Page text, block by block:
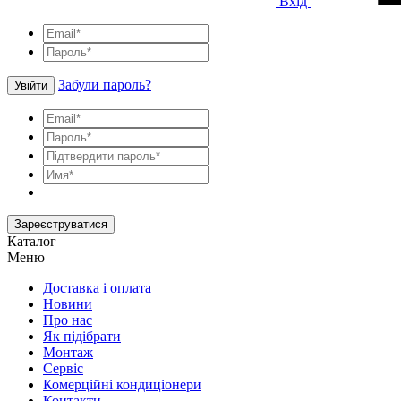
Увійти Забули пароль?
Зареєструватися
Каталог
Меню
Доставка і оплата
Новини
Про нас
Як підібрати
Монтаж
Сервіс
Комерційні кондиціонери